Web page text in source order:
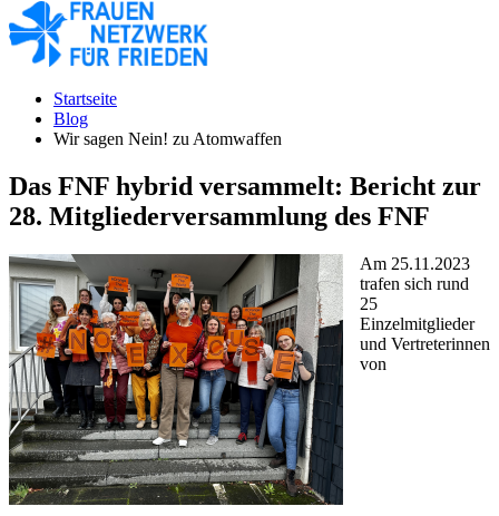
Startseite
Blog
Wir sagen Nein! zu Atomwaffen
Das FNF hybrid versammelt: Bericht zur
28. Mitgliederversammlung des FNF
Am 25.11.2023
trafen sich rund
25
Einzelmitglieder
und Vertreterinnen
von